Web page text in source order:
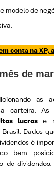
modelo de
conta na XP,
de
as
carteira. As
lucros e
Dados
é
bem
de